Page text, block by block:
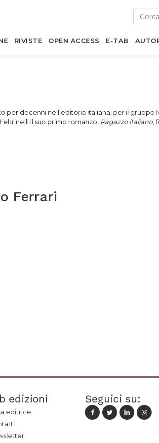
RIVISTE OPEN ACCESS E-TAB
per decenni nell'editoria italiana, per il gruppo
il suo primo romanzo, Ragazzo italiano,
Ferrari
edizioni
editrice
Seguici su: